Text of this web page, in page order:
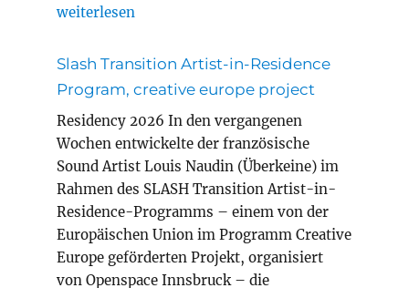
„MEWELL erasmus+ project adult education“
weiterlesen
Slash Transition Artist-in-Residence
Program, creative europe project
Residency 2026 In den vergangenen
Wochen entwickelte der französische
Sound Artist Louis Naudin (Überkeine) im
Rahmen des SLASH Transition Artist-in-
Residence-Programms – einem von der
Europäischen Union im Programm Creative
Europe geförderten Projekt, organisiert
von Openspace Innsbruck – die